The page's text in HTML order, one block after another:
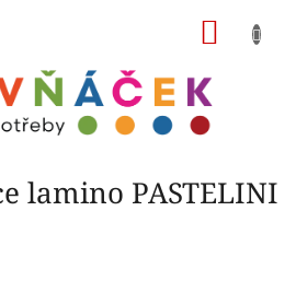
lamino PASTELINI